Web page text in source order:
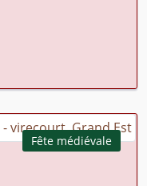
Fête médiévale